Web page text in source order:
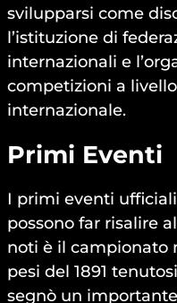
svilupparsi come
l’istituzione di
internazionali e
competizioni a
internazionale.
Primi Eventi
I primi eventi
possono far risalire
noti è il campionato
pesi del 1891
segnò un